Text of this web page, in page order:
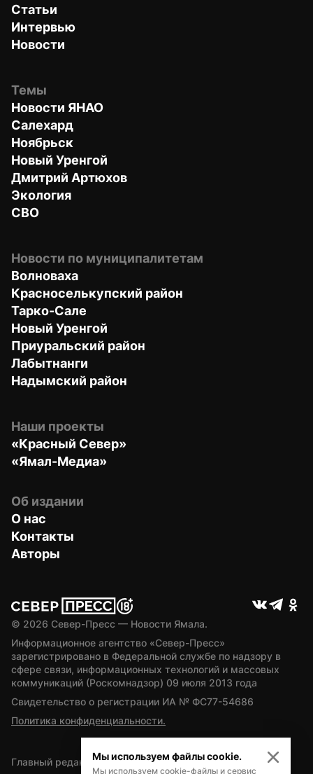
Статьи
Интервью
Новости
Темы
Новости ЯНАО
Салехард
Ноябрьск
Новый Уренгой
Дмитрий Артюхов
Экология
СВО
Новости по муниципалитетам
Волноваха
Красноселькупский район
Тарко-Сале
Новый Уренгой
Приуральский район
Лабытнанги
Надымский район
Наши проекты
«Красный Север»
«Ямал-Медиа»
Об издании
О нас
Контакты
Авторы
© 2026 Север-Пресс — Новости Ямала.
Информационное агентство «Север-Пресс»
зарегистрировано в Федеральной службе по надзору в
сфере связи, информационных технологий и массовых
коммуникаций (Роскомнадзор) 09 июля 2013 года
Свидетельство о регистрации ИА № ФС77-54686
Политика конфиденциальности.
Главный редактор — А.Л. Поздеев
Мы используем файлы cookie.
Мы используем cookie-файлы и сервис